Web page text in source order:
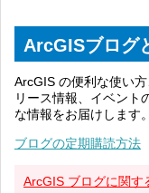
ArcGISブログ
ArcGIS の便利な使い
リース情報、イベント
な情報をお届けします。
ブログの定期購読方法
ArcGIS ブログに関す